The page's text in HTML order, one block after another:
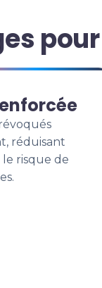
réduisant
risque de